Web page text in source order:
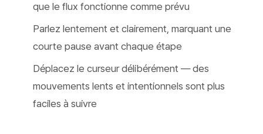
que le flux fonctionne comme prévu
Parlez lentement et clairement, marquant une
courte pause avant chaque étape
Déplacez le curseur délibérément — des
mouvements lents et intentionnels sont plus
faciles à suivre